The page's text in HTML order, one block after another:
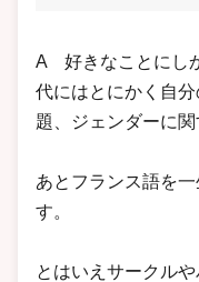
A 好きなことにし
代にはとにかく自
題、ジェンダーに
あとフランス語を
す。
とはいえサークル